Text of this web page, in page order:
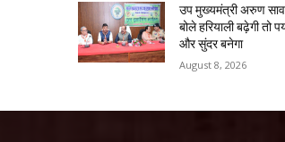
उप मुख्यमंत्री अरुण साव
बोले हरियाली बढ़ेगी तो
और सुंदर बनेगा
August 8, 2026